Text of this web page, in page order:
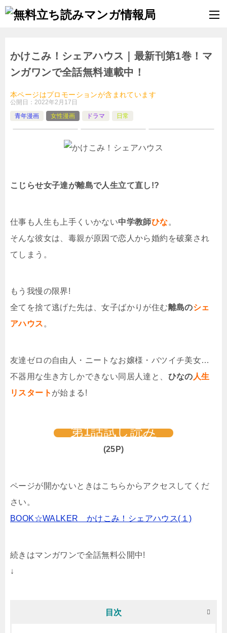
かけこみ！シェアハウス｜最新刊第1巻！マ
ンガワンで全話無料連載中！
本ページはプロモーションが含まれています
公開日： 2022年2月17日
青年漫画
女性漫画 ドラマ 日常
こじらせ女子達が離島で人生立て直し!?
仕事も人生も上手くいかない中学教師ひな。
そんな彼女は、毒親が原因で恋人から婚約を破棄され
てしまう。
もう我慢の限界!
全てを捨て逃げた先は、女子ばかりが住む離島のシェ
アハウス 。
友達ゼロの自由人・ニートなお嬢様・バツイチ美女…
不器用な生き方しかできない同居人達と、 ひなの 人生
リスタート が始まる!
第1話試し読み
(25P)
ページが開かないときはこちらからアクセスしてくだ
さい。
BOOK☆WALKER かけこみ！シェアハウス(１)
続きはマンガワンで全話無料公開中!
↓
目次